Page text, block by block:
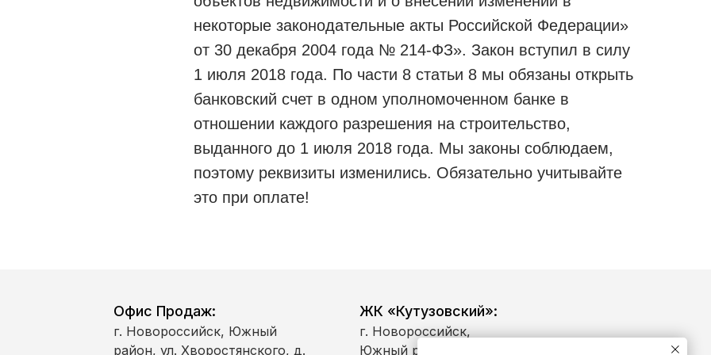
некоторые законодательные акты Российской Федерации»
от 30 декабря 2004 года № 214-ФЗ». Закон вступил в силу
1 июля 2018 года. По части 8 статьи 8 мы обязаны открыть
банковский счет в одном уполномоченном банке в
отношении каждого разрешения на строительство,
выданного до 1 июля 2018 года. Мы законы соблюдаем,
поэтому реквизиты изменились. Обязательно учитывайте
это при оплате!
Офис Продаж:
г. Новороссийск, Южный
район, ул. Хворостянского, д.
ЖК «Кутузовский»:
г. Новороссийск,
Южный район,